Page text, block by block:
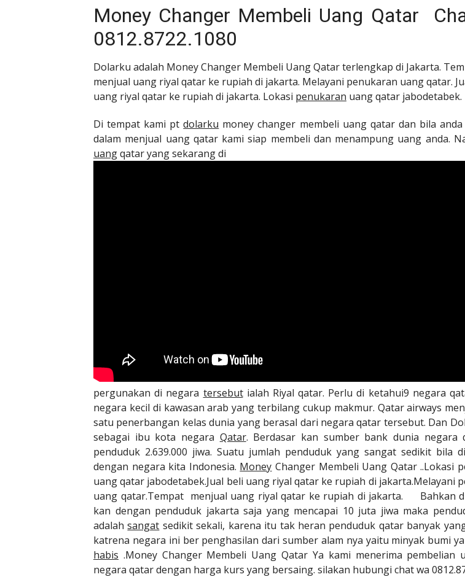
Money Changer Membeli Uang Qatar
0812.8722.1080
Dolarku adalah Money Changer Membeli Uang Qatar terlengkap di Jakarta.
menjual uang riyal qatar ke rupiah di jakarta. Melayani penukaran uang qatar.
uang riyal qatar ke rupiah di jakarta. Lokasi penukaran uang qatar jabodetabek.
Di tempat kami ptdolarku money changer membeli uang qatar dan bila
dalam menjual uang qatar kami siap membeli dan menampung uang anda.
uangqatar yang sekarang di
pergunakan di negara tersebutialah Riyal qatar. Perlu di ketahui9 negara
negara kecil di kawasan arab yang terbilang cukup makmur. Qatar airways
satu penerbangan kelas dunia yang berasal dari negara qatar tersebut. Dan
sebagai ibu kota negara Qatar. Berdasar kan sumber bank dunia negara
penduduk 2.639.000 jiwa. Suatu jumlah penduduk yang sangat sedikit bila
dengan negara kita Indonesia. Money Changer Membeli Uang Qatar ..Lokasi
uang qatar jabodetabek.Jual beli uang riyal qatar ke rupiah di jakarta.Melayani
uang qatar.Tempat menjual uang riyal qatar ke rupiah di jakarta. Bahkan
kan dengan penduduk jakarta saja yang mencapai 10 juta jiwa maka
adalahsangat sedikit sekali, karena itu tak heran penduduk qatar banyak
katrena negara ini ber penghasilan dari sumber alam nya yaitu minyak bumi
habis .Money Changer Membeli Uang Qatar Ya kami menerima pembelian
negara qatar dengan harga kurs yang bersaing. silakan hubungi chat wa